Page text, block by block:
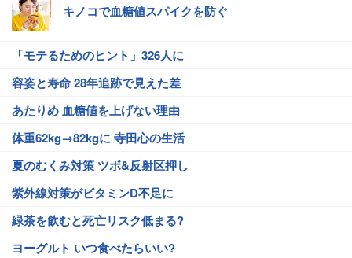
キノコで血糖値スパイクを防ぐ
「モテるためのヒント」326人に
容姿と寿命 28年追跡で見えた差
あたりめ 血糖値を上げない理由
体重62kg→82kgに 寺田心の生活
夏のむくみ対策 ツボ&反射区押し
紫外線対策がビタミンD不足に
緑茶を飲むと死亡リスク低まる?
ヨーグルト いつ食べたらいい?